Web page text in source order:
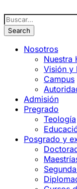
Nosotros
Nuestra
Visión y
Campus
Admisión
Pregrado
Teología
Posgrado y